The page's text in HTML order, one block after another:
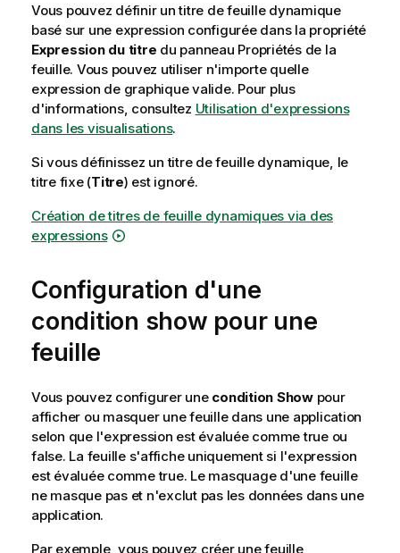
Vous pouvez définir un titre de feuille dynamique
basé sur une expression configurée dans la propriété
Expression du titre du panneau Propriétés de la
feuille. Vous pouvez utiliser n'importe quelle
expression de graphique valide. Pour plus
d'informations, consultez Utilisation d'expressions
dans les visualisations.
Si vous définissez un titre de feuille dynamique, le
titre fixe (Titre) est ignoré.
Création de titres de feuille dynamiques via des
expressions
Configuration d'une
condition show pour une
feuille
Vous pouvez configurer une condition Showpour
afficher ou masquer une feuille dans une application
selon que l'expression est évaluée comme true ou
false. La feuille s'affiche uniquement si l'expression
est évaluée comme true. Le masquage d'une feuille
ne masque pas et n'exclut pas les données dans une
application.
Par exemple, vous pouvez créer une feuille